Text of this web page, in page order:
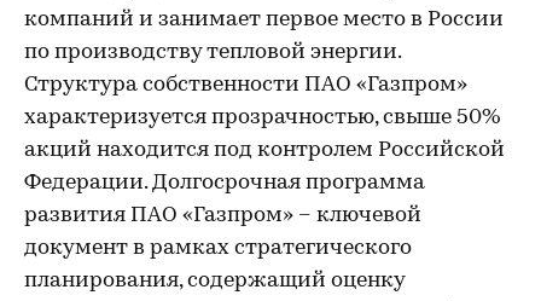
компаний и занимает первое место в России
по производству тепловой энергии.
Структура собственности ПАО «Газпром»
характеризуется прозрачностью, свыше 50%
акций находится под контролем Российской
Федерации. Долгосрочная программа
развития ПАО «Газпром» – ключевой
документ в рамках стратегического
планирования, содержащий оценку